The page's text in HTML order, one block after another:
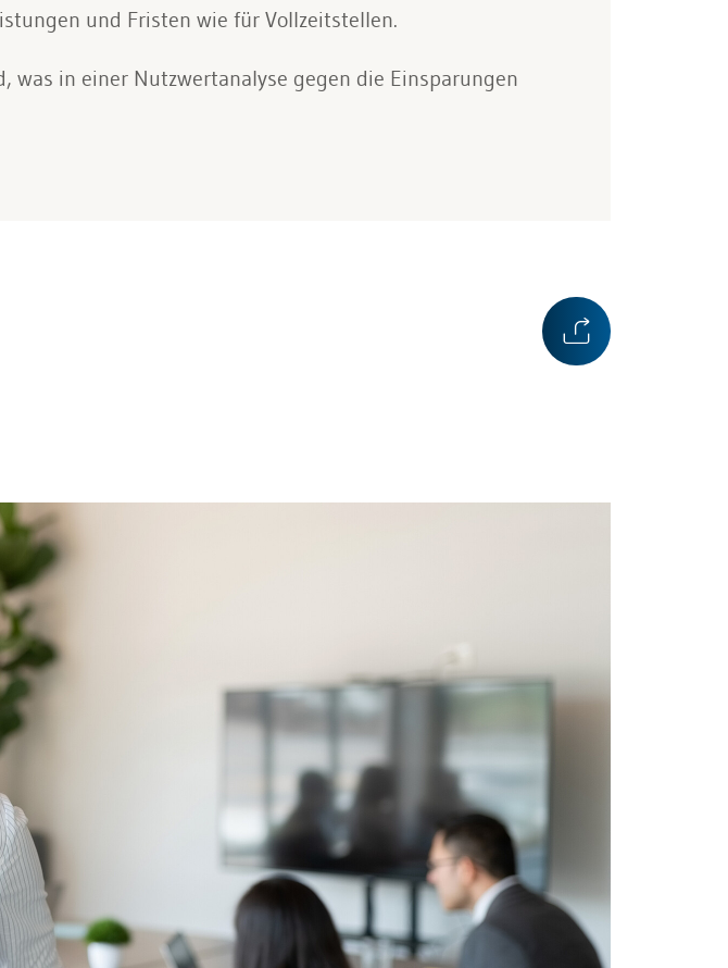
und Fristen wie für Vollzeitstellen.
in einer Nutzwertanalyse gegen die Einsparungen